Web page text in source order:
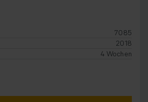
7085
2018
4 Wochen